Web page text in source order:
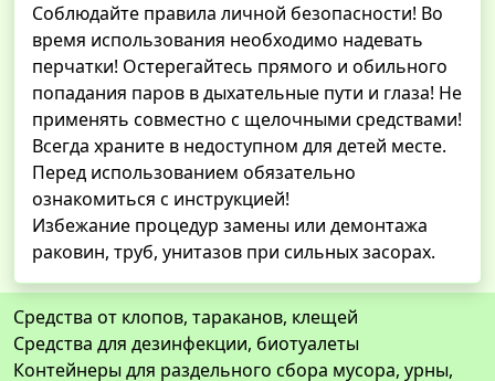
Соблюдайте правила личной безопасности! Во
время использования необходимо надевать
перчатки! Остерегайтесь прямого и обильного
попадания паров в дыхательные пути и глаза! Не
применять совместно с щелочными средствами!
Всегда храните в недоступном для детей месте.
Перед использованием обязательно
ознакомиться с инструкцией!
Избежание процедур замены или демонтажа
раковин, труб, унитазов при сильных засорах.
Средства от клопов, тараканов, клещей
Средства для дезинфекции, биотуалеты
Контейнеры для раздельного сбора мусора, урны,